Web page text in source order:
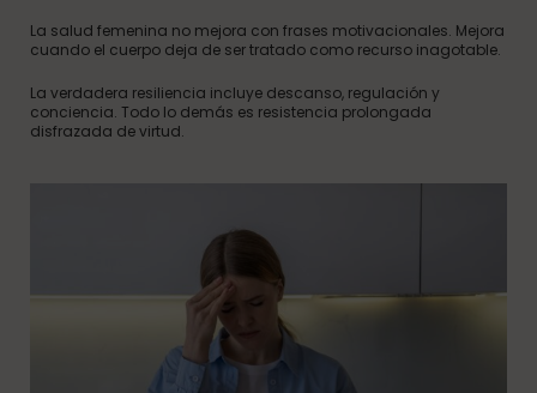
La salud femenina no mejora con frases motivacionales. Mejora
cuando el cuerpo deja de ser tratado como recurso inagotable.
La verdadera resiliencia incluye descanso, regulación y
conciencia. Todo lo demás es resistencia prolongada
disfrazada de virtud.